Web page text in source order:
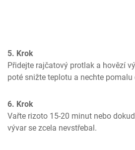
5. Krok
Přidejte rajčatový protlak a hovězí
poté snižte teplotu a nechte pomalu
6. Krok
Vařte rizoto 15-20 minut nebo
vývar se zcela nevstřebal.